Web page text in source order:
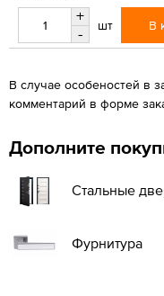
+
-
шт В
В случае особеностей в
комментарий в форме
Дополните
Стальные
Фурнитура